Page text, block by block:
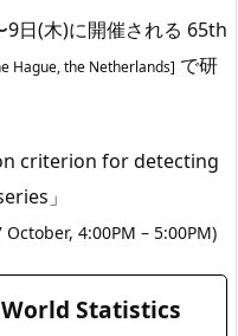
日(木)に開催される 65th
Hague, the Netherlands] で研
criterion for detecting
」
October, 4:00PM – 5:00PM)
Statistics